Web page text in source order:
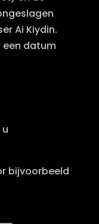
Ai Kiydin.
een datum
bijvoorbeeld